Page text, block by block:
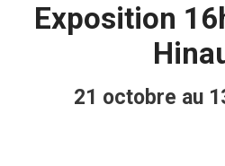
Exposition
21 octobre au